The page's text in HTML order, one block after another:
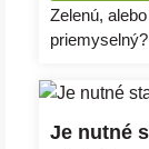
Zelenú,
Je nutné